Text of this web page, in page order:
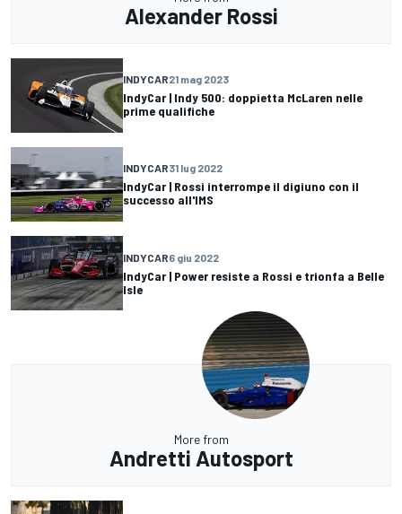
Alexander Rossi
INDYCAR21 mag 2023
IndyCar | Indy 500: doppietta McLaren nelle
prime qualifiche
INDYCAR31 lug 2022
IndyCar | Rossi interrompe il digiuno con il
successo all'IMS
INDYCAR6 giu 2022
IndyCar | Power resiste a Rossi e trionfa a Belle
Isle
More from
Andretti Autosport